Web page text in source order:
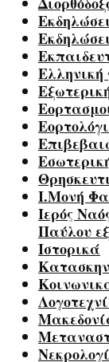
Ι.Μονή
Ιερός
Παύλου
Ιστορικά